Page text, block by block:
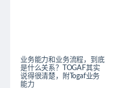
业务能力和业务流程，到底
是什么关系？TOGAF其实
说得很清楚，附Togaf业务
能力